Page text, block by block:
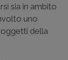
sia in ambito
uno
della